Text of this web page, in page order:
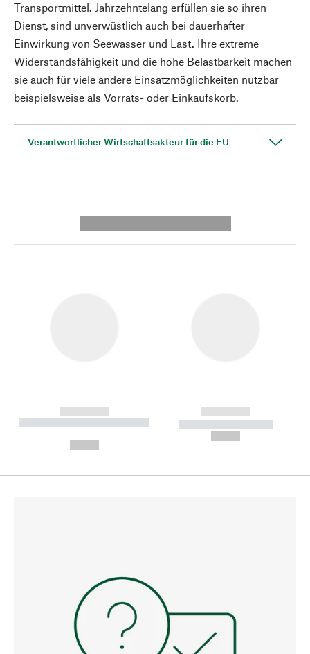
Transportmittel. Jahrzehntelang erfüllen sie so ihren
Dienst, sind unverwüstlich auch bei dauerhafter
Einwirkung von Seewasser und Last. Ihre extreme
Widerstandsfähigkeit und die hohe Belastbarkeit machen
sie auch für viele andere Einsatzmöglichkeiten nutzbar
beispielsweise als Vorrats- oder Einkaufskorb.
Verantwortlicher Wirtschaftsakteur für die EU
------------
----------- ----------- --------
------------
----------- -----------